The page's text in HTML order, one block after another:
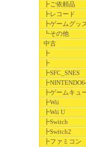
┣ご依頼品
┣レコード
┣ゲームグッ
┗その他
中古
┣
┣
┣SFC_SNES
┣ゲームキュ
┣Wii
┣Wii U
┣Switch
┣Switch2
┣ファミコン